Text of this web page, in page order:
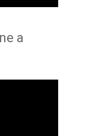
a